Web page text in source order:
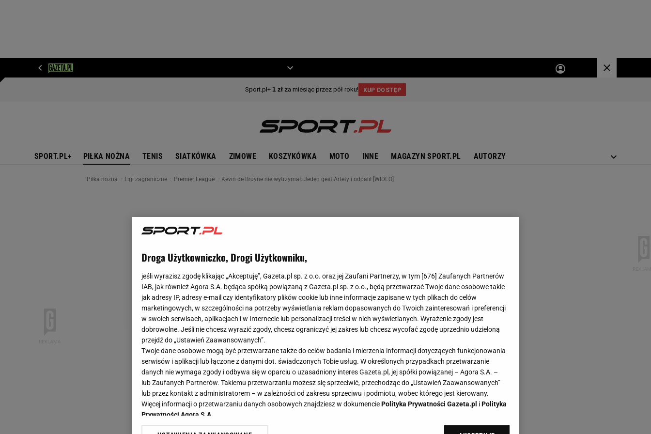
SPORT.PL+ PIŁKA NOŻNA TENIS SIATKÓWKA ZIMOWE KOSZYKÓWKA MOTO INNE MAGAZYN SPORT.PL AUTORZY
Piłka nożna Ligi zagraniczne Premier League Kevin de Bruyne nie wytrzymał. Jeden gest Artety i odpalił [WIDEO]
Droga Użytkowniczko, Drogi Użytkowniku,
jeśli wyrazisz zgodę klikając „Akceptuję”, Gazeta.pl sp. z o.o. oraz jej Zaufani Partnerzy, w tym [676] Zaufanych Partnerów
IAB, jak również Agora S.A. będąca spółką powiązaną z Gazeta.pl sp. z o.o., będą przetwarzać Twoje dane osobowe takie
jak adresy IP, adresy e-mail czy identyfikatory plików cookie lub inne informacje zapisane w tych plikach do celów
marketingowych, w szczególności na potrzeby wyświetlania reklam dopasowanych do Twoich zainteresowań i preferencji
w swoich serwisach, aplikacjach i w Internecie lub personalizacji treści w nich wyświetlanych. Wyrażenie zgody jest
dobrowolne. Jeśli nie chcesz wyrazić zgody, chcesz ograniczyć jej zakres lub chcesz wycofać zgodę uprzednio udzieloną
przejdź do „Ustawień Zaawansowanych”.
Twoje dane osobowe mogą być przetwarzane także do celów badania i mierzenia informacji dotyczących funkcjonowania
serwisów i aplikacji lub łączone z danymi dot. świadczonych Tobie usług. W określonych przypadkach przetwarzanie
danych nie wymaga zgody i odbywa się w oparciu o uzasadniony interes Gazeta.pl, jej spółki powiązanej – Agora S.A. –
lub Zaufanych Partnerów. Takiemu przetwarzaniu możesz się sprzeciwić, przechodząc do „Ustawień Zaawansowanych”
lub przez kontakt z administratorem – w zależności od zakresu sprzeciwu i podmiotu, wobec którego jest kierowany.
Więcej informacji o przetwarzaniu danych osobowych znajdziesz w dokumenciePolityka Prywatności Gazeta.pl iPolityka
Prywatności Agora S.A.